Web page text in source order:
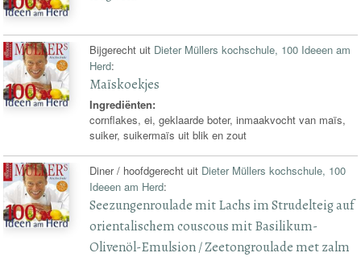
Bijgerecht uit Dieter Müllers kochschule, 100 Ideeen am
Herd:
Maïskoekjes
Ingrediënten:
cornflakes, ei, geklaarde boter, inmaakvocht van maïs,
suiker, suikermaïs uit blik en zout
Diner / hoofdgerecht uit Dieter Müllers kochschule, 100
Ideeen am Herd:
Seezungenroulade mit Lachs im Strudelteig auf
orientalischem couscous mit Basilikum-
Olivenöl-Emulsion / Zeetongroulade met zalm